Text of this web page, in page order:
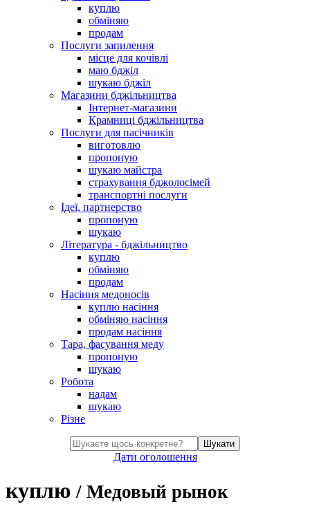
куплю
обміняю
продам
Послуги запилення
місце для кочівлі
маю бджіл
шукаю бджіл
Магазини бджільництва
Інтернет-магазини
Крамниці бджільництва
Послуги для пасічників
виготовлю
пропоную
шукаю майстра
страхування бджолосімей
транспортні послуги
Ідеї, партнерство
пропоную
шукаю
Література - бджільництво
куплю
обміняю
продам
Насіння медоносів
куплю насіння
обміняю насіння
продам насіння
Тара, фасування меду
пропоную
шукаю
Робота
надам
шукаю
Різне
Шукати
Дати оголошення
куплю/ Медовый рынок